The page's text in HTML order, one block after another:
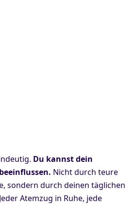
Du kannst dein
Nicht durch teure
sondern durch deinen täglichen
Atemzug in Ruhe, jede